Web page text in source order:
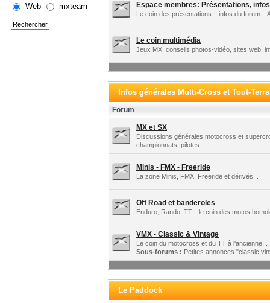
Web mxteam Espace membres: Présentations,
Le coin des présentations... infos du forum...
Le coin multimédia
Jeux MX, conseils photos-vidéo, sites web,
Infos générales Multi-Cross et Tout-
Forum
MX et SX
Discussions générales motocross et
championnats, pilotes...
Minis - FMX - Freeride
La zone Minis, FMX, Freeride et dérivés...
Off Road et banderoles
Enduro, Rando, TT... le coin des motos
VMX - Classic & Vintage
Le coin du motocross et du TT à l'ancienne...
Sous-forums : Petites annonces "classic
Le Paddock